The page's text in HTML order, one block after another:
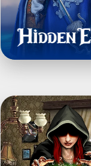
Letters
From
Nowhere®:
Ein